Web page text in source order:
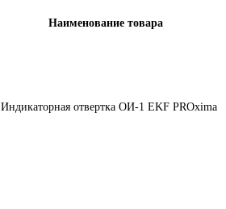
Наименование товара
Индикаторная отвертка ОИ-1 EKF PROxima